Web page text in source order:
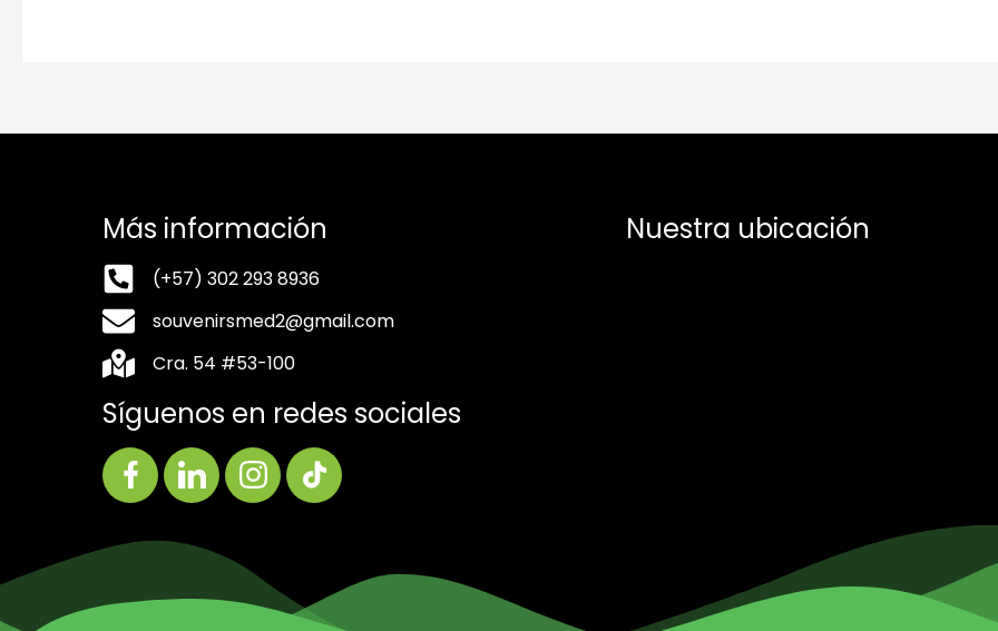
Más información
(+57) 302 293 8936
souvenirsmed2@gmail.com
Cra. 54 #53-100
Síguenos en redes sociales
Nuestra ubicación